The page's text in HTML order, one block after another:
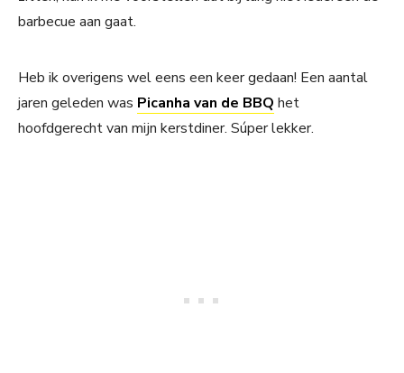
barbecue aan gaat.
Heb ik overigens wel eens een keer gedaan! Een aantal
jaren geleden was Picanha van de BBQ het
hoofdgerecht van mijn kerstdiner. Súper lekker.